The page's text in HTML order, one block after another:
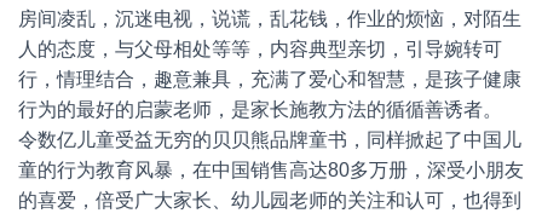
房间凌乱，沉迷电视，说谎，乱花钱，作业的烦恼，对陌生
人的态度，与父母相处等等，内容典型亲切，引导婉转可
行，情理结合，趣意兼具，充满了爱心和智慧，是孩子健康
行为的最好的启蒙老师，是家长施教方法的循循善诱者。
令数亿儿童受益无穷的贝贝熊品牌童书，同样掀起了中国儿
童的行为教育风暴，在中国销售高达80多万册，深受小朋友
的喜爱，倍受广大家长、幼儿园老师的关注和认可，也得到